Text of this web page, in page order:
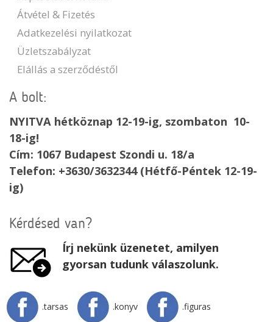
Átvétel & Fizetés
Adatkezelési nyilatkozat
Üzletszabályzat
Elállás a szerződéstől
A bolt:
NYITVA hétköznap 12-19-ig, szombaton 10-
18-ig!
Cím: 1067 Budapest Szondi u. 18/a
Telefon: +3630/3632344 (Hétfő-Péntek 12-19-
ig)
Kérdésed van?
Írj nekünk üzenetet, amilyen
gyorsan tudunk válaszolunk.
.tarsas .konyv .figuras